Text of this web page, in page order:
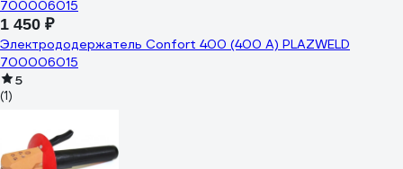
1 450 ₽
Электрододержатель Confort 400 (400 A) PLAZWELD
700006015
5
(1)